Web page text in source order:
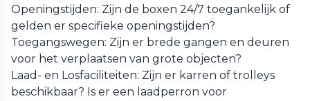
Openingstijden: Zijn de boxen 24/7 toegankelijk of
gelden er specifieke openingstijden?
Toegangswegen: Zijn er brede gangen en deuren
voor het verplaatsen van grote objecten?
Laad- en Losfaciliteiten: Zijn er karren of trolleys
beschikbaar? Is er een laadperron voor